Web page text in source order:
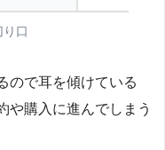
口
ので耳を傾けている
や購入に進んでしまう